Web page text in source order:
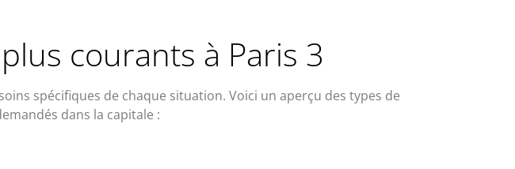
courants à Paris 3
spécifiques de chaque situation. Voici un aperçu des types de
dans la capitale :